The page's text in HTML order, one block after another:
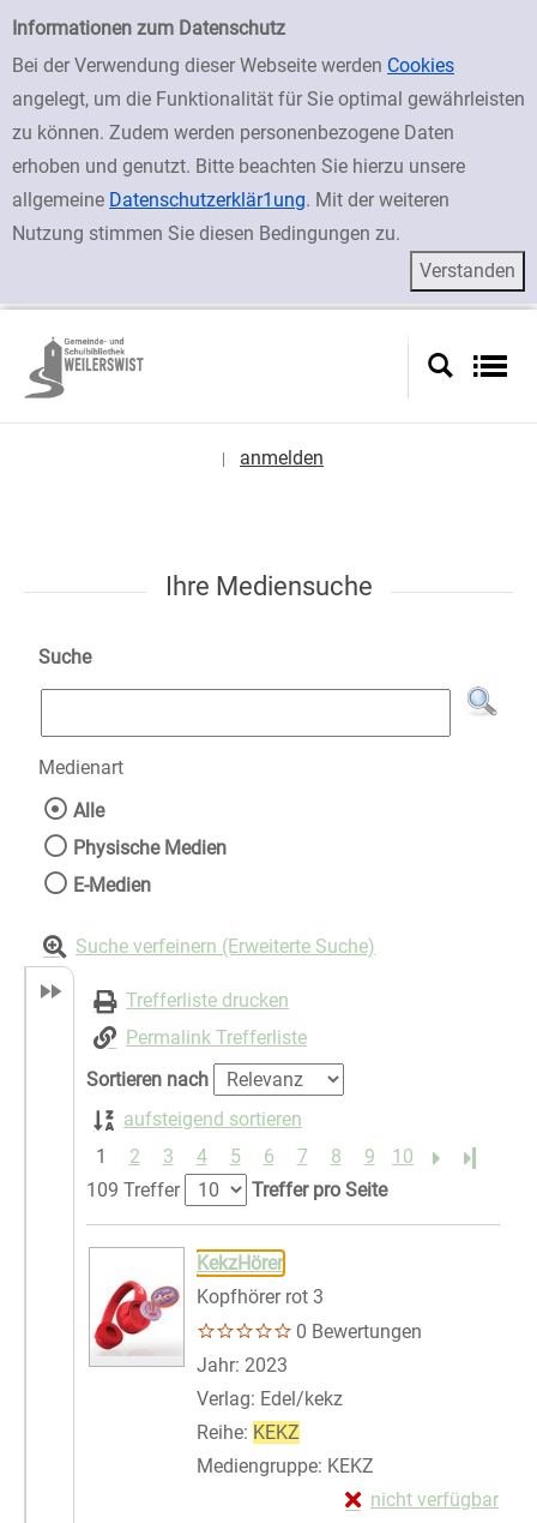
Einfache Suche
Informationen zum Datenschutz
Bei der Verwendung dieser Webseite werden Cookies
angelegt, um die Funktionalität für Sie optimal gewährleisten
zu können. Zudem werden personenbezogene Daten
erhoben und genutzt. Bitte beachten Sie hierzu unsere
allgemeine Datenschutzerklär1ung. Mit der weiteren
Nutzung stimmen Sie diesen Bedingungen zu.
zur Navigation springen
zum Inhalt springen
Zu den Suchfiltern springen
Zur Trefferliste springen
anmelden
Ihre Mediensuche
Suche
Medienart
Wählen Sie die Medienart nach der Sie
Alle
Physische Medien
E-Medien
Suche verfeinern (Erweiterte Suche)
Trefferliste drucken
Permalink Trefferliste
Sortieren nach
aufsteigend sortieren
1
2 3 4 5 6 7 8 9 10
Letzte
109 Treffer
Treffer pro Seite
Suchergebnis
Zu den Suchfiltern springen
KekzHörer
Kopfhörer rot 3
0 Bewertungen
Suche nach diesem Verfasser
Jahr: 2023
Verlag: Edel/kekz
Reihe: KEKZ
Mediengruppe: KEKZ
nicht verfügbar
Exemplar-Details